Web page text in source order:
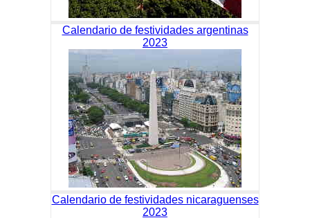
Calendario de festividades argentinas
2023
Calendario de festividades nicaraguenses
2023